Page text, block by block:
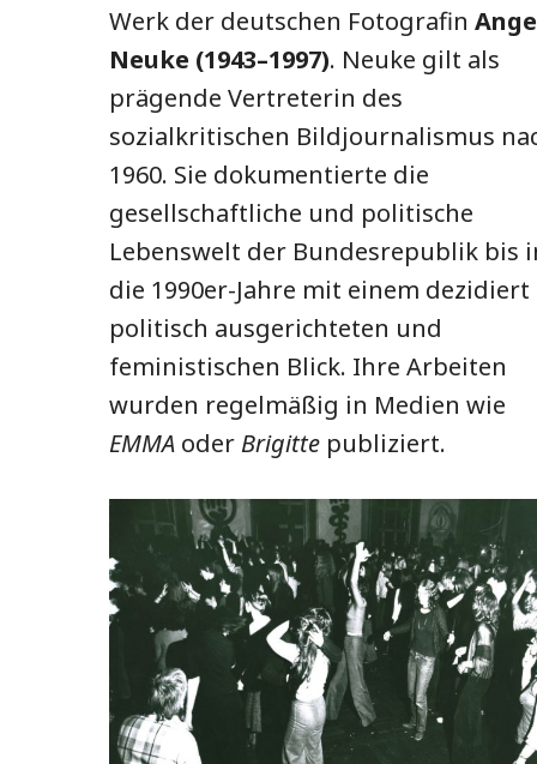
Werk der deutschen Fotografin
Neuke (1943–1997). Neuke gilt als
prägende Vertreterin des
sozialkritischen Bildjournalismus
1960. Sie dokumentierte die
gesellschaftliche und politische
Lebenswelt der Bundesrepublik bis
die 1990er-Jahre mit einem dezidiert
politisch ausgerichteten und
feministischen Blick. Ihre Arbeiten
wurden regelmäßig in Medien wie
EMMA oder Brigitte publiziert.